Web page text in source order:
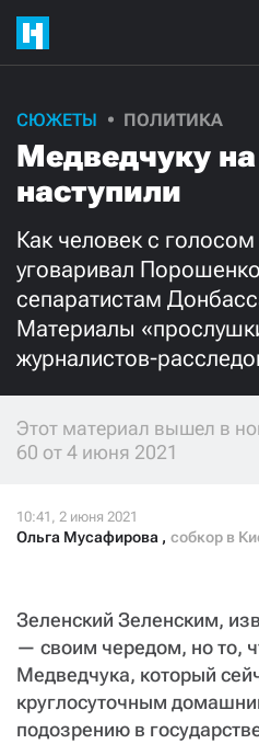
СЮЖЕТЫ ПОЛИТИКА
Медведчуку
наступили
Как человек с
уговаривал
сепаратистам
Материалы
журналистов-
Этот материал вышел в
60 от 4 июня 2021
Ольга Мусафирова , собкор в
Зеленский Зеленским,
— своим чередом, но то,
Медведчука, который
круглосуточным
подозрению в